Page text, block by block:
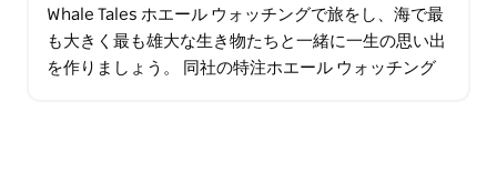
Whale Tales ホエール ウォッチングで旅をし、海で最
も大きく最も雄大な生き物たちと一緒に一生の思い出
を作りましょう。 同社の特注ホエール ウォッチング